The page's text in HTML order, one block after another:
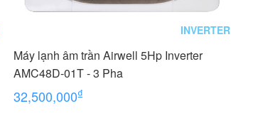
INVERTER
Máy lạnh âm trần Airwell 5Hp Inverter
AMC48D-01T - 3 Pha
32,500,000₫